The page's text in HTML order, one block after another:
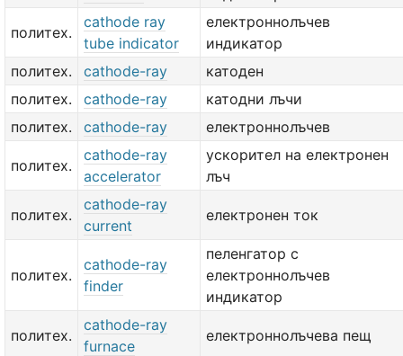
политех.
cathode ray
tube indicator
електроннолъчев
индикатор
политех.
cathode-ray
катоден
политех.
cathode-ray
катодни лъчи
политех.
cathode-ray електроннолъчев
политех.
cathode-ray
accelerator
ускорител на електронен
лъч
политех.
cathode-ray
current
електронен ток
политех.
cathode-ray
finder
пеленгатор с
електроннолъчев
индикатор
политех.
cathode-ray
furnace
електроннолъчева пещ